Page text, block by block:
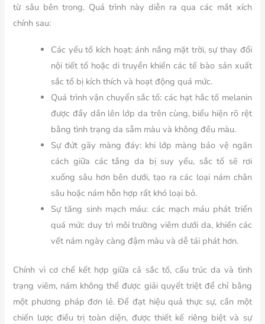
từ sâu bên trong. Quá trình này diễn ra qua các mắt xích
chính sau:
Các yếu tố kích hoạt: ánh nắng mặt trời, sự thay đổi
nội tiết tố hoặc di truyền khiến các tế bào sản xuất
sắc tố bị kích thích và hoạt động quá mức.
Quá trình vận chuyển sắc tố: các hạt hắc tố melanin
được đẩy dần lên lớp da trên cùng, biểu hiện rõ rệt
bằng tình trạng da sẫm màu và không đều màu.
Sự đứt gãy màng đáy: khi lớp màng bảo vệ ngăn
cách giữa các tầng da bị suy yếu, sắc tố sẽ rơi
xuống sâu hơn bên dưới, tạo ra các loại nám chân
sâu hoặc nám hỗn hợp rất khó loại bỏ.
Sự tăng sinh mạch máu: các mạch máu phát triển
quá mức duy trì môi trường viêm dưới da, khiến các
vết nám ngày càng đậm màu và dễ tái phát hơn.
Chính vì cơ chế kết hợp giữa cả sắc tố, cấu trúc da và tình
trạng viêm, nám không thể được giải quyết triệt để chỉ bằng
một phương pháp đơn lẻ. Để đạt hiệu quả thực sự, cần một
chiến lược điều trị toàn diện, được thiết kế riêng biệt và sự